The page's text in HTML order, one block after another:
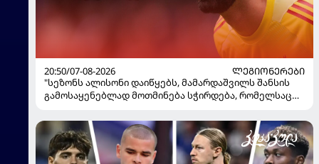
20:50/07-08-2026
ᲚᲔᲒᲘᲝᲜᲔᲠᲔᲑᲘ
"სეზონს ალისონი დაიწყებს, მამარდაშვილს შანსის
გამოსაყენებლად მოთმინება სჭირდება, რომელსაც
ყოფილმა მეკარემ